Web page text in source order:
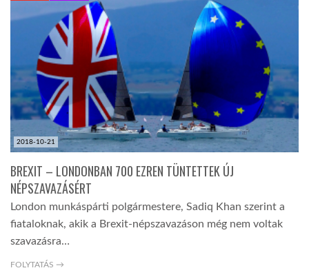
2018-10-21
BREXIT – LONDONBAN 700 EZREN TÜNTETTEK ÚJ
NÉPSZAVAZÁSÉRT
London munkáspárti polgármestere, Sadiq Khan szerint a
fiataloknak, akik a Brexit-népszavazáson még nem voltak
szavazásra…
FOLYTATÁS →